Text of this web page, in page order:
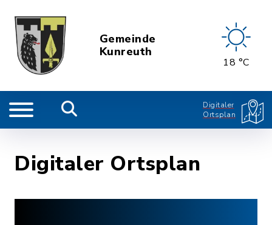
Gemeinde
Kunreuth
18 °C
Digitaler
Ortsplan
Digitaler Ortsplan